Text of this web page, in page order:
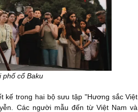
phố cổ Baku
kế trong hai bộ sưu tập "Hương sắc Việt
Các người mẫu đến từ Việt Nam và